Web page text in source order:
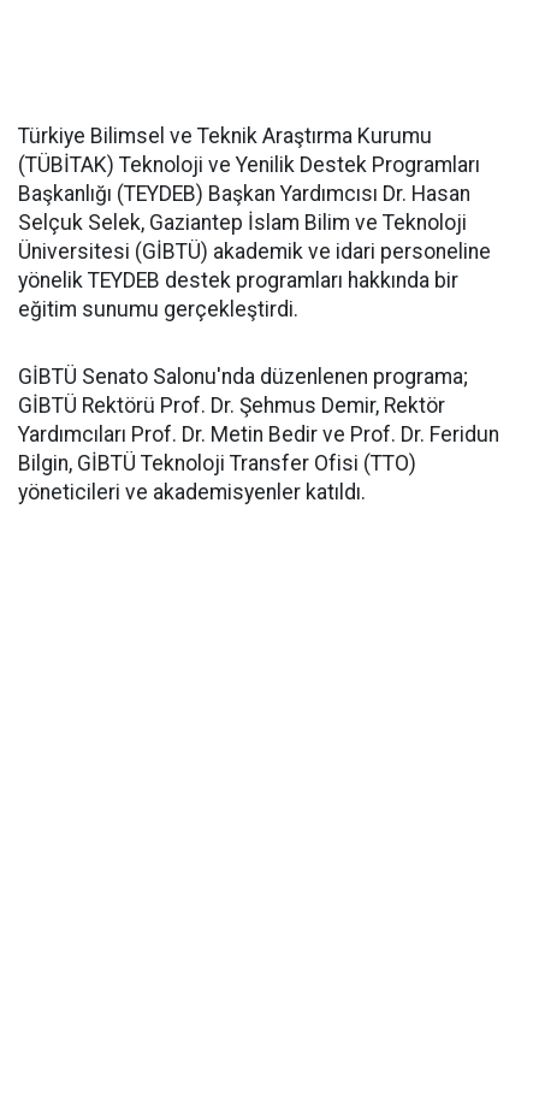
Türkiye Bilimsel ve Teknik Araştırma Kurumu
(TÜBİTAK) Teknoloji ve Yenilik Destek Programları
Başkanlığı (TEYDEB) Başkan Yardımcısı Dr. Hasan
Selçuk Selek, Gaziantep İslam Bilim ve Teknoloji
Üniversitesi (GİBTÜ) akademik ve idari personeline
yönelik TEYDEB destek programları hakkında bir
eğitim sunumu gerçekleştirdi.
GİBTÜ Senato Salonu'nda düzenlenen programa;
GİBTÜ Rektörü Prof. Dr. Şehmus Demir, Rektör
Yardımcıları Prof. Dr. Metin Bedir ve Prof. Dr. Feridun
Bilgin, GİBTÜ Teknoloji Transfer Ofisi (TTO)
yöneticileri ve akademisyenler katıldı.